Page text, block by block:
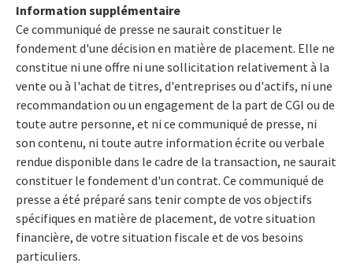
Information supplémentaire
Ce communiqué de presse ne saurait constituer le
fondement d'une décision en matière de placement. Elle ne
constitue ni une offre ni une sollicitation relativement à la
vente ou à l'achat de titres, d'entreprises ou d'actifs, ni une
recommandation ou un engagement de la part de CGI ou de
toute autre personne, et ni ce communiqué de presse, ni
son contenu, ni toute autre information écrite ou verbale
rendue disponible dans le cadre de la transaction, ne saurait
constituer le fondement d'un contrat. Ce communiqué de
presse a été préparé sans tenir compte de vos objectifs
spécifiques en matière de placement, de votre situation
financière, de votre situation fiscale et de vos besoins
particuliers.